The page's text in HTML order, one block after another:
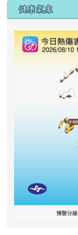
右邊區域內容
健康氣象